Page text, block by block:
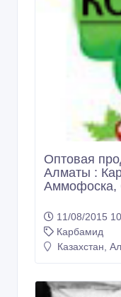
Оптовая
Алматы :
Аммофоска,
11/08/2015
Карбамид
Казахстан,